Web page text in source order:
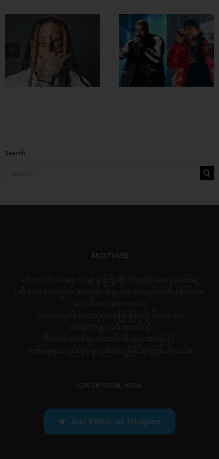
Drake နဲ့ Central
Cee တို့ ပေါင်းဖြုတ်
ထားတဲ့ Which One
Search
ABOUT KWEE
JOIN ON SOCIAL MEDIA
Join KWEE on Telegram